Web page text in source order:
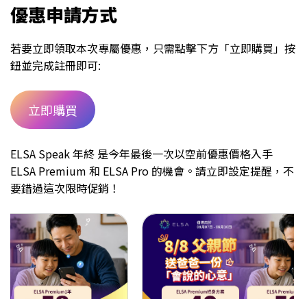
優惠申請方式
若要立即領取本次專屬優惠，只需點擊下方「立即購買」按
鈕並完成註冊即可:
立即購買
ELSA Speak 年終 是今年最後一次以空前優惠價格入手
ELSA Premium 和 ELSA Pro 的機會。請立即設定提醒，不
要錯過這次限時促銷！